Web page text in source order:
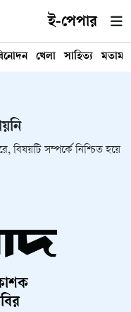
ই-পেপার
খেলা সাহিত্য মতামত
বিষয়টি সম্পর্কে নিশ্চিত হয়ে